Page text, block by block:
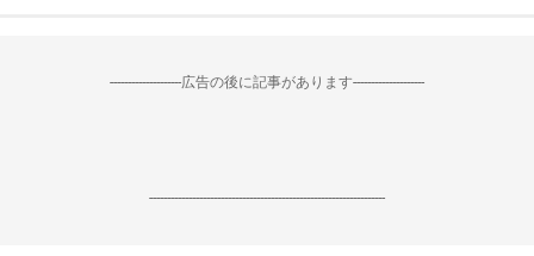
--------------------広告の後に記事があります--------------------
------------------------------------------------------------------